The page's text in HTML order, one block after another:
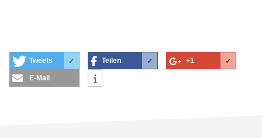
Tweets ✓ Teilen ✓ +1 ✓
E-Mail